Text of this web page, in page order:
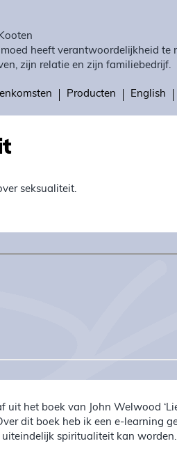
heeft verantwoordelijkheid te
zijn relatie en zijn familiebedrijf.
Producten English
seksualiteit.
het boek van John Welwood
dit boek heb ik een e-learning
spiritualiteit kan worden.